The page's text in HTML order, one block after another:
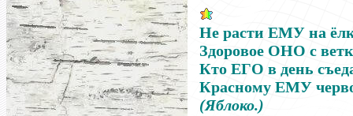
Не расти ЕМУ на
Здоровое ОНО с
Кто ЕГО в день
Красному ЕМУ
(Яблоко.)